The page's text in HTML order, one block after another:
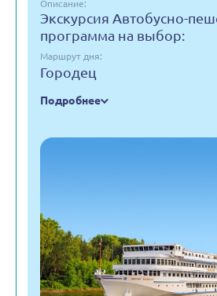
Описание:
Экскурсия Автобусно-
программа на выбор:
Маршрут дня:
Городец
Подробнее